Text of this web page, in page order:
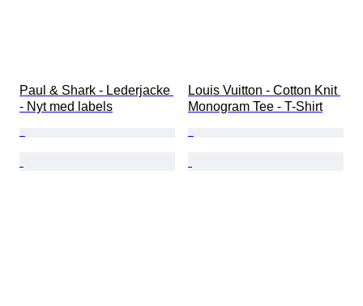
Paul & Shark - Lederjacke
- Nyt med labels
Louis Vuitton - Cotton Knit
Monogram Tee - T-Shirt